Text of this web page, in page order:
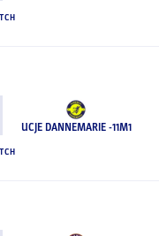
UCJE DANNEMARIE -11M1